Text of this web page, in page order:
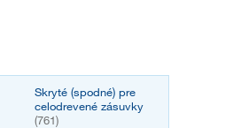
Skryté (spodné) pre
celodrevené zásuvky
(761)